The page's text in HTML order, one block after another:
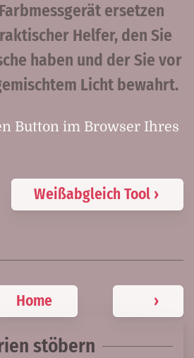
ersetzen
Helfer, den Sie
haben und der Sie vor
Licht bewahrt.
Button im Browser Ihres
Weißabgleich Tool ›
Home ›
stöbern